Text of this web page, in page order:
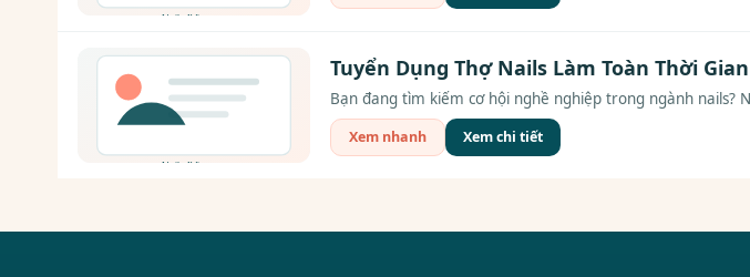
Tuyển Dụng Thợ Nails Làm Toàn Thời
Bạn đang tìm kiếm cơ hội nghề nghiệp trong ngành nails?
Xem nhanh Xem chi tiết